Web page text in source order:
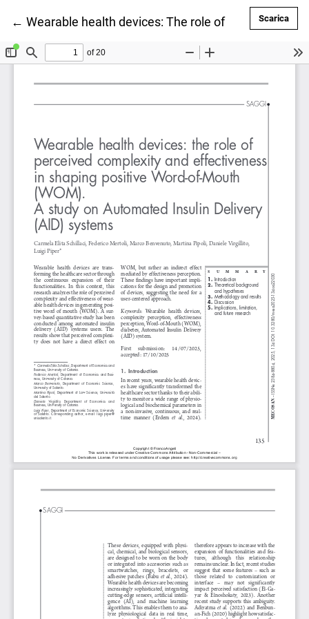
←Ritorna ai dettagli dell'articolo
Wearable health devices: The role of perceived
Scarica